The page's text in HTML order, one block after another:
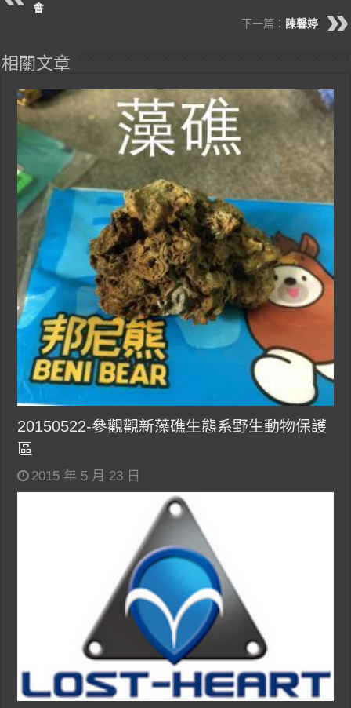
會
下一篇： 陳馨婷
相關文章
20150522-參觀觀新藻礁生態系野生動物保護
區
2015 年 5 月 23 日